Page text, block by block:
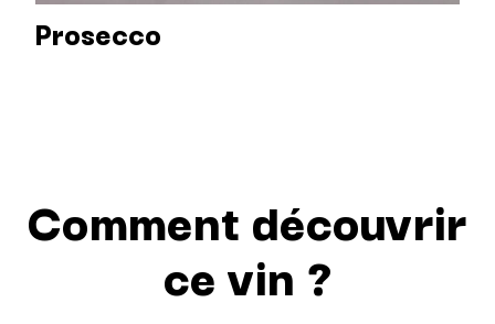
Prosecco
Comment découvrir
ce vin ?